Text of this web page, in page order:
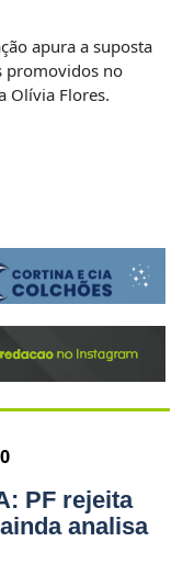
apura a suposta
promovidos no
Olívia Flores.
PF rejeita
analisa